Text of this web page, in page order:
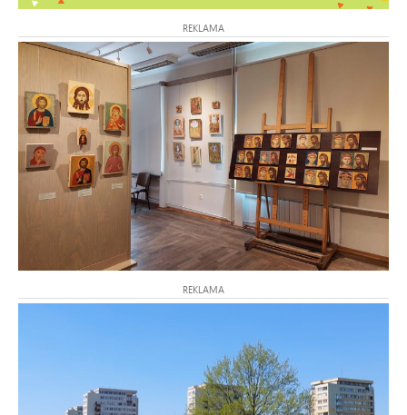
REKLAMA
REKLAMA